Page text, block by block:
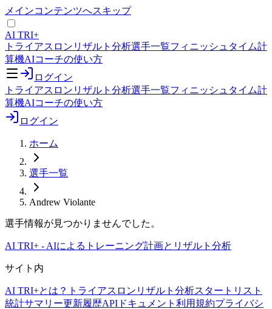
メインコンテンツへスキップ
AI TRI+
トライアスロンリザルト分析選手一覧フィニッシュタイム計
算機AIコーチの使い方
ログイン
トライアスロンリザルト分析選手一覧フィニッシュタイム計
算機AIコーチの使い方
ログイン
ホーム
選手一覧
Andrew Violante
選手情報が見つかりませんでした。
AI TRI+ - AIによるトレーニング計画とリザルト分析
サイト内
AI TRI+とは？ トライアスロンリザルト分析スタートリスト
統計サマリー更新履歴APIドキュメント 利用規約プライバシ